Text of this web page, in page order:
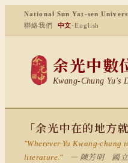
National Sun Yat-sen
聯絡我們
中文·English
余光中數
Kwang-Chung Yu's
「余光中在的地方
"Wherever Yu Kwang-chung
literature."
— 陳芳明 國立